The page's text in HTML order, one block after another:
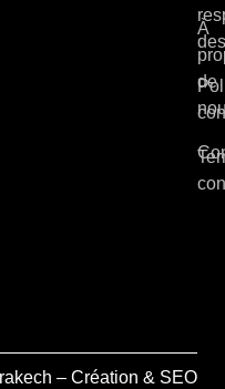
À
de
– Création & SEO